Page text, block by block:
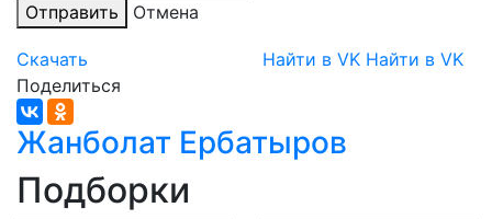
Отправить Отмена
Скачать Найти в VK Найти в VK
Поделиться
Жанболат Ербатыров
Подборки